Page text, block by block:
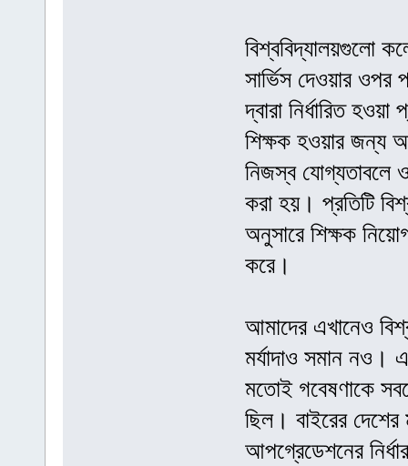
বিশ্ববিদ্যালয়গুলো
সার্ভিস দেওয়ার
দ্বারা নির্ধারিত
শিক্ষক হওয়ার জন্য
নিজস্ব যোগ্যতাবলে
করা হয়। প্রতিটি
অনুসারে শিক্ষক
করে।
আমাদের এখানেও
মর্যাদাও সমান নও।
মতোই গবেষণাকে
ছিল। বাইরের
আপগ্রেডেশনের